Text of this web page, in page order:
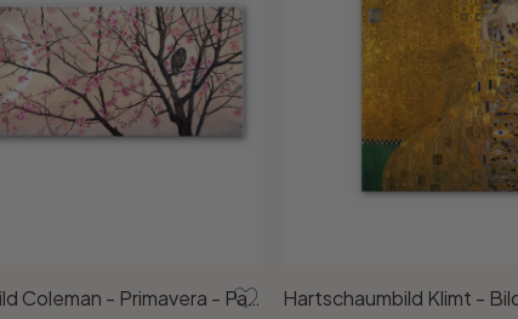
Hartschaumbild Coleman - Primavera - Panorama